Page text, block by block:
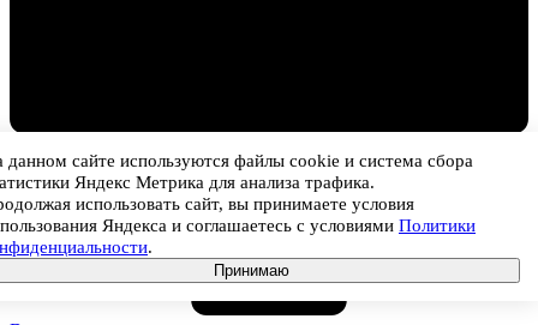
данном сайте используются файлы cookie и система сбора
Яндекс Метрика для анализа трафика.
использовать сайт, вы принимаете условия
Яндекса и соглашаетесь с условиями Политики
.
Принимаю